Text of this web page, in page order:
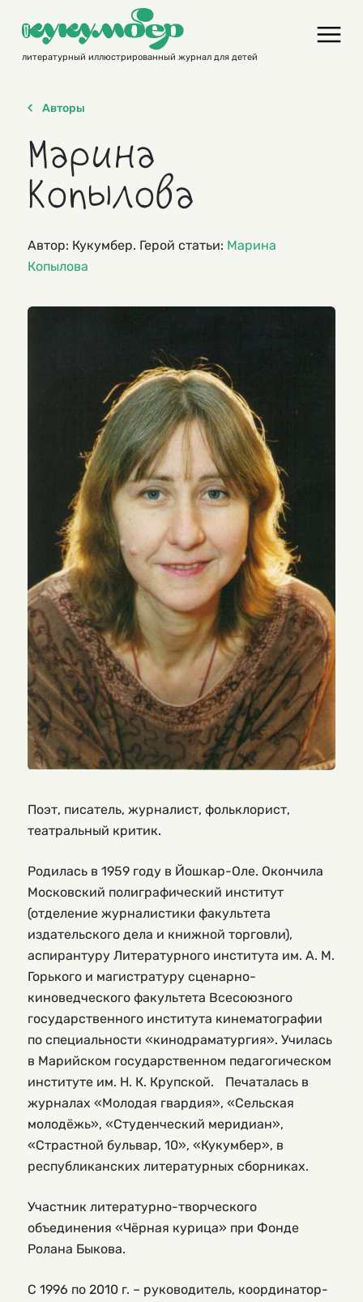
contentлитературный иллюстрированный журнал для детей
Авторы
Марина
Копылова
Автор: Кукумбер. Герой статьи: Марина
Копылова
Поэт, писатель, журналист, фольклорист,
театральный критик.
Родилась в 1959 году в Йошкар-Оле. Окончила
Московский полиграфический институт
(отделение журналистики факультета
издательского дела и книжной торговли),
аспирантуру Литературного института им. А. М.
Горького и магистратуру сценарно-
киноведческого факультета Всесоюзного
государственного института кинематографии
по специальности «кинодраматургия». Училась
в Марийском государственном педагогическом
институте им. Н. К. Крупской. Печаталась в
журналах «Молодая гвардия», «Сельская
молодёжь», «Студенческий меридиан»,
«Страстной бульвар, 10», «Кукумбер», в
республиканских литературных сборниках.
Участник литературно-творческого
объединения «Чёрная курица» при Фонде
Ролана Быкова.
С 1996 по 2010 г. – руководитель, координатор-